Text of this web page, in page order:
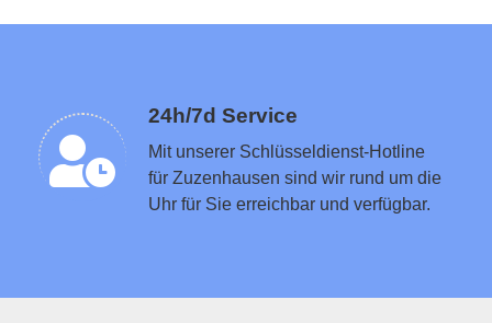
24h/7d Service
Mit unserer Schlüsseldienst-Hotline
für Zuzenhausen sind wir rund um die
Uhr für Sie erreichbar und verfügbar.
Schlüsseldienst in der Nähe vermitteln